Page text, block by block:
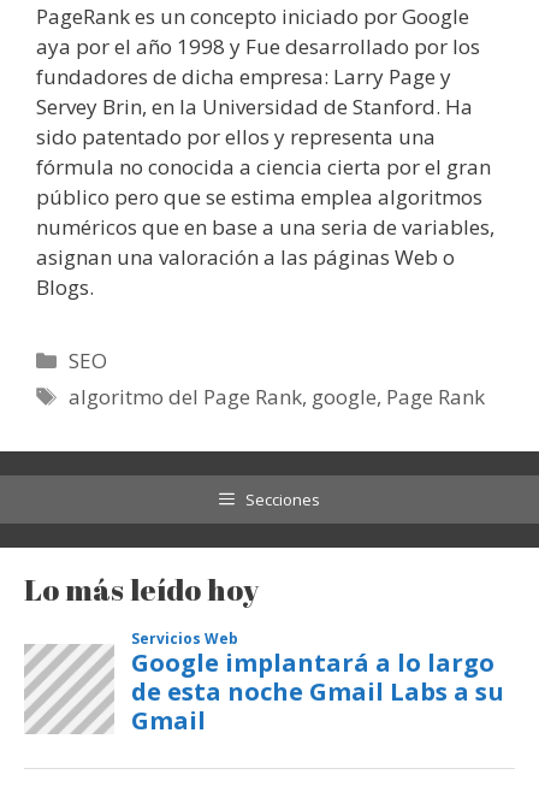
PageRank es un concepto iniciado por Google
aya por el año 1998 y Fue desarrollado por los
fundadores de dicha empresa: Larry Page y
Servey Brin, en la Universidad de Stanford. Ha
sido patentado por ellos y representa una
fórmula no conocida a ciencia cierta por el gran
público pero que se estima emplea algoritmos
numéricos que en base a una seria de variables,
asignan una valoración a las páginas Web o
Blogs.
Categorías
SEO
Etiquetas
algoritmo del Page Rank, google, Page Rank
Secciones
Lo más leído hoy